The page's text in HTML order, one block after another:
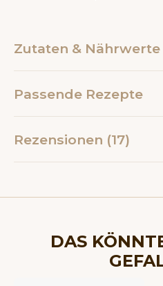
Zutaten & Nährwerte
Passende Rezepte
Rezensionen (17)
DAS